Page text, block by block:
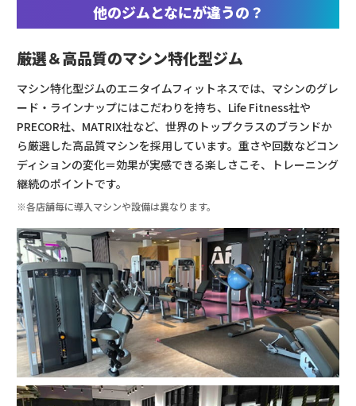
他のジムとなにが違うの？
厳選＆高品質のマシン特化型ジム
マシン特化型ジムのエニタイムフィットネスでは、マシンのグレ
ード・ラインナップにはこだわりを持ち、Life Fitness社や
PRECOR社、MATRIX社など、世界のトップクラスのブランドか
ら厳選した高品質マシンを採用しています。重さや回数などコン
ディションの変化＝効果が実感できる楽しさこそ、トレーニング
継続のポイントです。
※各店舗毎に導入マシンや設備は異なります。